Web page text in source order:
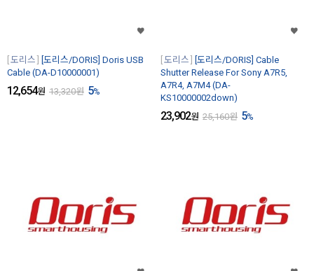
도리스
[도리스/DORIS] Doris USB
Cable (DA-D10000001)
12,654원 13,320원 5%
도리스
[도리스/DORIS] Cable
Shutter Release For Sony A7R5,
A7R4, A7M4 (DA-
KS10000002down)
23,902원 25,160원 5%